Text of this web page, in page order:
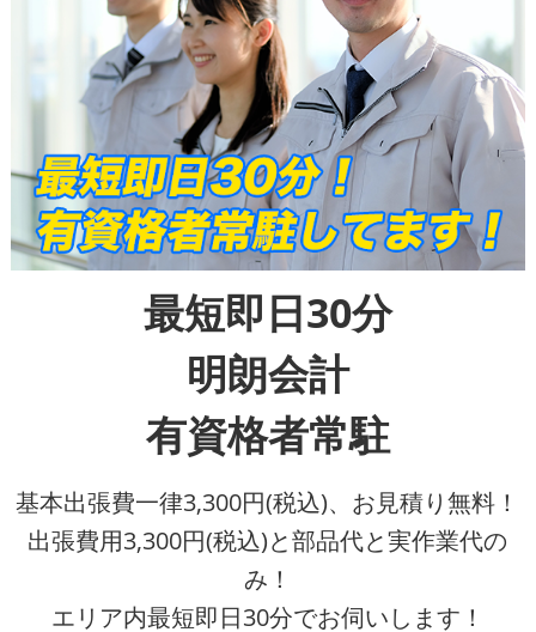
最短即日30分
明朗会計
有資格者常駐
基本出張費一律3,300円(税込)、お見積り無料！
出張費用3,300円(税込)と部品代と実作業代の
み！
エリア内最短即日30分でお伺いします！